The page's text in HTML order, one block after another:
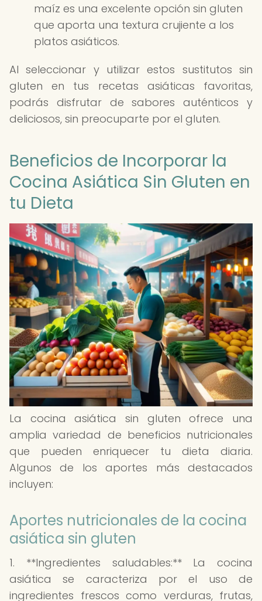
maíz es una excelente opción sin gluten
que aporta una textura crujiente a los
platos asiáticos.
Al seleccionar y utilizar estos sustitutos sin
gluten en tus recetas asiáticas favoritas,
podrás disfrutar de sabores auténticos y
deliciosos, sin preocuparte por el gluten.
Beneficios de Incorporar la
Cocina Asiática Sin Gluten en
tu Dieta
La cocina asiática sin gluten ofrece una
amplia variedad de beneficios nutricionales
que pueden enriquecer tu dieta diaria.
Algunos de los aportes más destacados
incluyen:
Aportes nutricionales de la cocina
asiática sin gluten
1. **Ingredientes saludables:** La cocina
asiática se caracteriza por el uso de
ingredientes frescos como verduras, frutas,